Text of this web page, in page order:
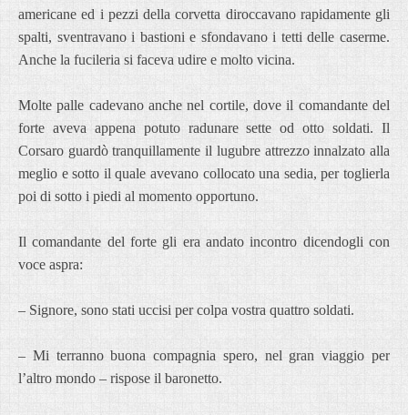
americane ed i pezzi della corvetta diroccavano rapidamente gli
spalti, sventravano i bastioni e sfondavano i tetti delle caserme.
Anche la fucileria si faceva udire e molto vicina.
Molte palle cadevano anche nel cortile, dove il comandante del
forte aveva appena potuto radunare sette od otto soldati. Il
Corsaro guardò tranquillamente il lugubre attrezzo innalzato alla
meglio e sotto il quale avevano collocato una sedia, per toglierla
poi di sotto i piedi al momento opportuno.
Il comandante del forte gli era andato incontro dicendogli con
voce aspra:
– Signore, sono stati uccisi per colpa vostra quattro soldati.
– Mi terranno buona compagnia spero, nel gran viaggio per
l’altro mondo – rispose il baronetto.